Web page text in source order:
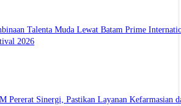
Talenta Muda Lewat Batam Prime
2026
Pererat Sinergi, Pastikan Layanan Kefarmasian